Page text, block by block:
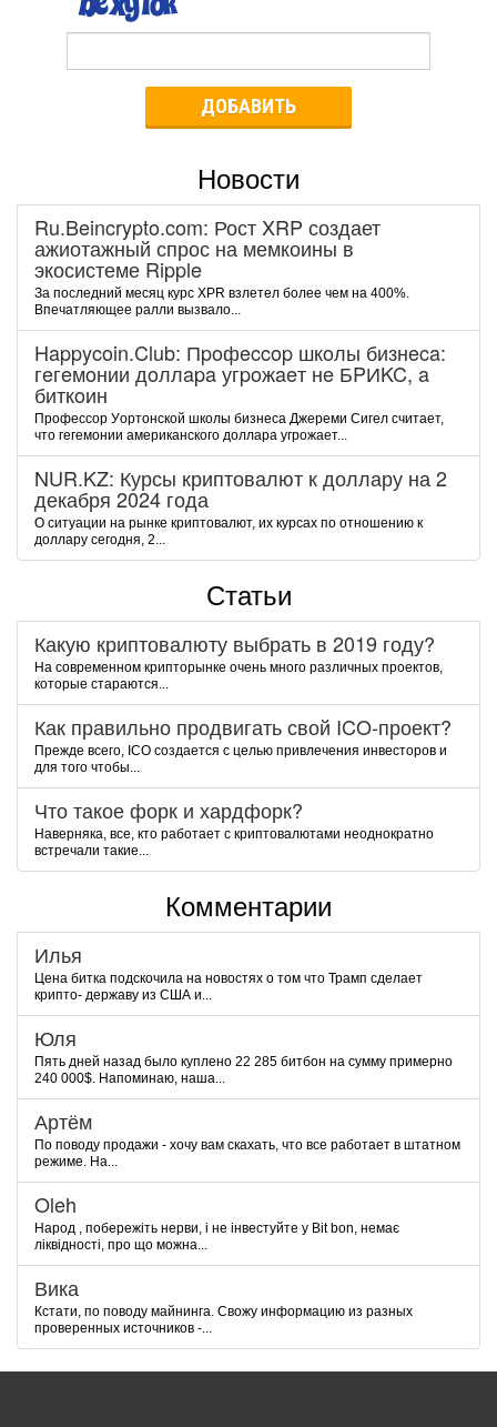
ДОБАВИТЬ
Новости
Ru.Beincrypto.com: Рост XRP создает
ажиотажный спрос на мемкоины в
экосистеме Ripple
За последний месяц курс XPR взлетел более чем на 400%.
Впечатляющее ралли вызвало...
Happycoin.Club: Пpoфeccop шкoлы бизнeca:
гeгeмoнии дoллapa угpoжaeт нe БPИKC, a
биткoин
Пpoфeccop Уopтoнcкoй шкoлы бизнeca Джepeми Cигeл cчитaeт,
чтo гeгeмoнии aмepикaнcкoгo дoллapa угpoжaeт...
NUR.KZ: Курсы криптовалют к доллару на 2
декабря 2024 года
О ситуации на рынке криптовалют, их курсах по отношению к
доллару сегодня, 2...
Статьи
Какую криптовалюту выбрать в 2019 году?
На современном крипторынке очень много различных проектов,
которые стараются...
Как правильно продвигать свой ICO-проект?
Прежде всего, ICO создается с целью привлечения инвесторов и
для того чтобы...
Что такое форк и хардфорк?
Наверняка, все, кто работает с криптовалютами неоднократно
встречали такие...
Комментарии
Илья
Цена битка подскочила на новостях о том что Трамп сделает
крипто- державу из США и...
Юля
Пять дней назад было куплено 22 285 битбон на сумму примерно
240 000$. Напоминаю, наша...
Артём
По поводу продажи - хочу вам скахать, что все работает в штатном
режиме. На...
Oleh
Народ , побережіть нерви, і не інвестуйте у Bit bon, немає
ліквідності, про що можна...
Вика
Кстати, по поводу майнинга. Свожу информацию из разных
проверенных источников -...